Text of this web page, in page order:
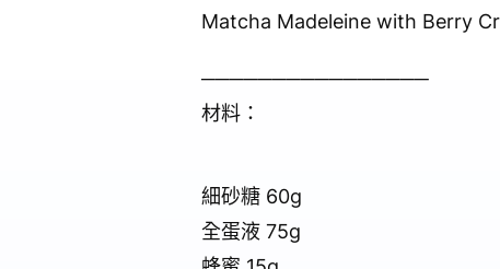
Matcha Madeleine with Berry
────────────────
材料：
細砂糖 60g
全蛋液 75g